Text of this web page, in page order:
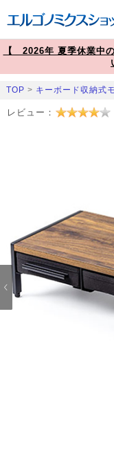
【 2026年 夏季休業中
TOP > キーボード収納式
レビュー：